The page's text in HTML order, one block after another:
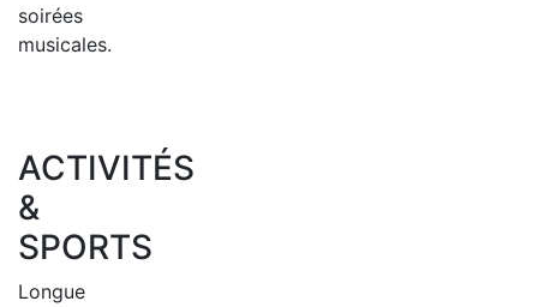
soirées
musicales.
ACTIVITÉS
&
SPORTS
Longue